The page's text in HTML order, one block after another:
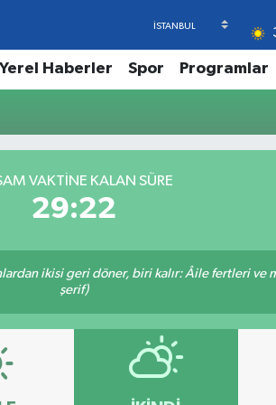
Yerel Haberler Spor Programlar
VAKTINE KALAN SÜRE
29:22
ikisi geri döner, biri kalır: Âile fertleri ve
şerif)